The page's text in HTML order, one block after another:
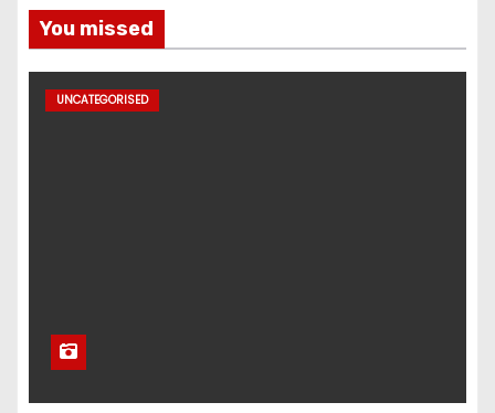
You missed
UNCATEGORISED